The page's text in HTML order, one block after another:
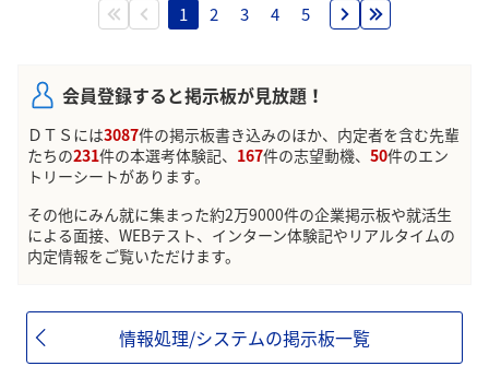
1 2 3 4 5
会員登録すると掲示板が見放題！
ＤＴＳには3087件の掲示板書き込みのほか、内定者を含む先輩
たちの231件の本選考体験記、 167件の志望動機、 50件のエン
トリーシートがあります。
その他にみん就に集まった約2万9000件の企業掲示板や就活生
による面接、WEBテスト、インターン体験記やリアルタイムの
内定情報をご覧いただけます。
情報処理/システムの掲示板一覧